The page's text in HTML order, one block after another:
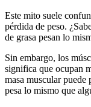
Este mito suele
pérdida de peso.
de grasa pesan lo
Sin embargo, los
significa que ocupan
masa muscular
pesa lo mismo que